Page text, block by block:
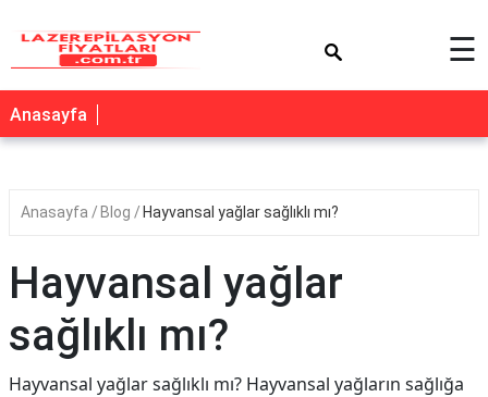
☰
Anasayfa
Anasayfa Blog Hayvansal yağlar sağlıklı mı?
Hayvansal yağlar
sağlıklı mı?
Hayvansal yağlar sağlıklı mı? Hayvansal yağların sağlığa